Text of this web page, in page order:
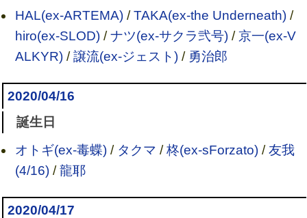
HAL(ex-ARTEMA)/TAKA(ex-the Underneath)/
hiro(ex-SLOD)/ナツ(ex-サクラ弐号)/京一(ex-V
ALKYR)/譲流(ex-ジェスト)/ 勇治郎
2020/04/16
誕生日
オトギ(ex-毒蝶)/ タクマ /柊(ex-sForzato)/友我
(4/16)/龍耶
2020/04/17